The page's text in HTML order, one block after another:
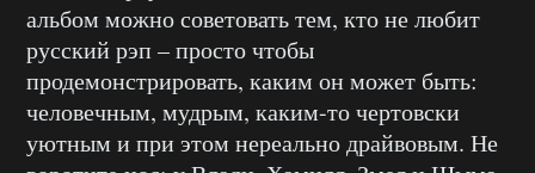
альбом можно советовать тем, кто не любит
русский рэп – просто чтобы
продемонстрировать, каким он может быть:
человечным, мудрым, каким-то чертовски
уютным и при этом нереально драйвовым. Не